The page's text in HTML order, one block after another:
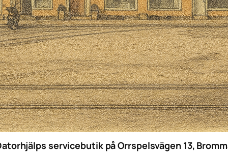
servicebutik på Orrspelsvägen 13,